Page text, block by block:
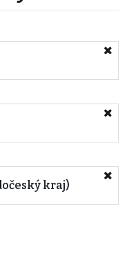
kraj)